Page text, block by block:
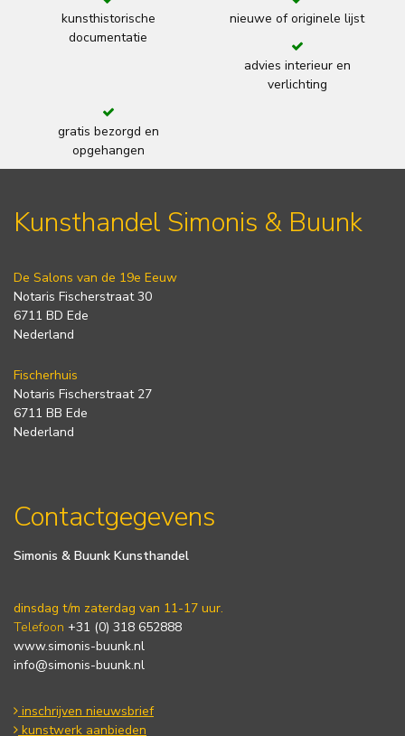
kunsthistorische
documentatie
nieuwe of originele lijst
advies interieur en
verlichting
gratis bezorgd en
opgehangen
Kunsthandel Simonis & Buunk
De Salons van de 19e Eeuw
Notaris Fischerstraat 30
6711 BD Ede
Nederland
Fischerhuis
Notaris Fischerstraat 27
6711 BB Ede
Nederland
Contactgegevens
Simonis & Buunk Kunsthandel
dinsdag t/m zaterdag van 11-17 uur.
Telefoon +31 (0) 318 652888
www.simonis-buunk.nl
info@simonis-buunk.nl
inschrijven nieuwsbrief
kunstwerk aanbieden